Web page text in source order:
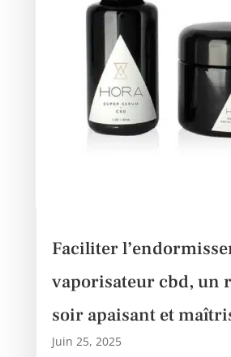
Faciliter
vaporisateur cbd, un
soir apaisant et
Juin 25, 2025